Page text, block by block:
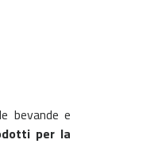
bevande e
per la